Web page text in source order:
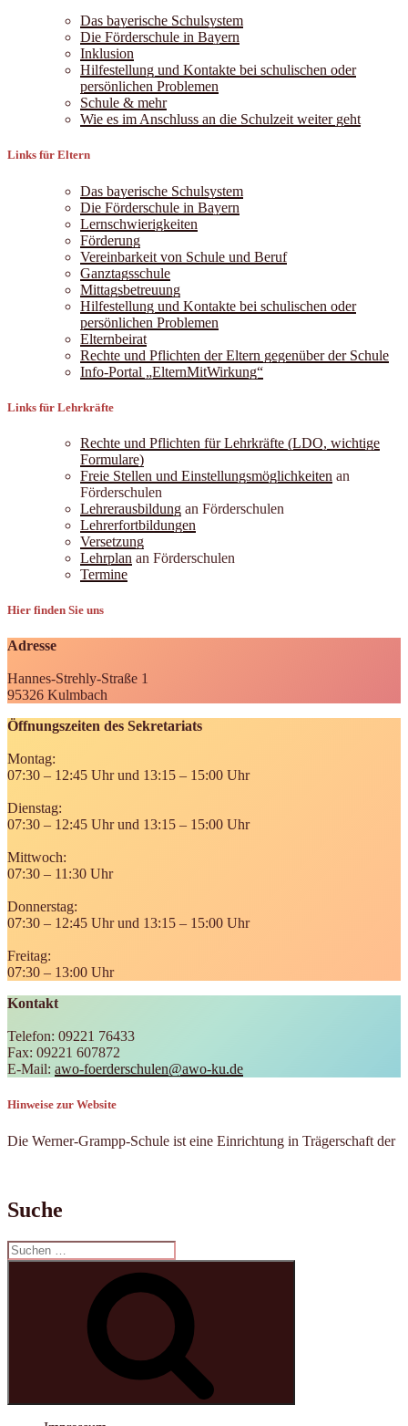
Das bayerische Schulsystem
Die Förderschule in Bayern
Inklusion
Hilfestellung und Kontakte bei schulischen oder
persönlichen Problemen
Schule & mehr
Wie es im Anschluss an die Schulzeit weiter geht
Links für Eltern
Das bayerische Schulsystem
Die Förderschule in Bayern
Lernschwierigkeiten
Förderung
Vereinbarkeit von Schule und Beruf
Ganztagsschule
Mittagsbetreuung
Hilfestellung und Kontakte bei schulischen oder
persönlichen Problemen
Elternbeirat
Rechte und Pflichten der Eltern gegenüber der Schule
Info-Portal „ElternMitWirkung“
Links für Lehrkräfte
Rechte und Pflichten für Lehrkräfte (LDO, wichtige
Formulare)
Freie Stellen und Einstellungsmöglichkeiten an
Förderschulen
Lehrerausbildung an Förderschulen
Lehrerfortbildungen
Versetzung
Lehrplan an Förderschulen
Termine
Hier finden Sie uns
Adresse
Hannes-Strehly-Straße 1
95326 Kulmbach
Öffnungszeiten des Sekretariats
Montag:
07:30 – 12:45 Uhr und 13:15 – 15:00 Uhr
Dienstag:
07:30 – 12:45 Uhr und 13:15 – 15:00 Uhr
Mittwoch:
07:30 – 11:30 Uhr
Donnerstag:
07:30 – 12:45 Uhr und 13:15 – 15:00 Uhr
Freitag:
07:30 – 13:00 Uhr
Kontakt
Telefon: 09221 76433
Fax: 09221 607872
E-Mail: awo-foerderschulen@awo-ku.de
Hinweise zur Website
Die Werner-Grampp-Schule ist eine Einrichtung in Trägerschaft der
Suche
Suchen
nach: